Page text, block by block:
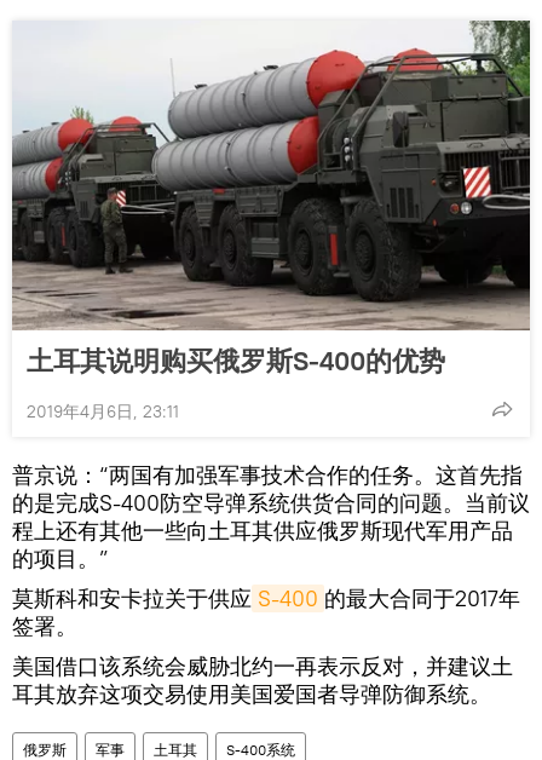
土耳其说明购买俄罗斯S-400的优势
2019年4月6日, 23:11
普京说：“两国有加强军事技术合作的任务。这首先指
的是完成S-400防空导弹系统供货合同的问题。当前议
程上还有其他一些向土耳其供应俄罗斯现代军用产品
的项目。”
莫斯科和安卡拉关于供应 S-400 的最大合同于2017年
签署。
美国借口该系统会威胁北约一再表示反对，并建议土
耳其放弃这项交易使用美国爱国者导弹防御系统。
俄罗斯 军事 土耳其 S-400系统